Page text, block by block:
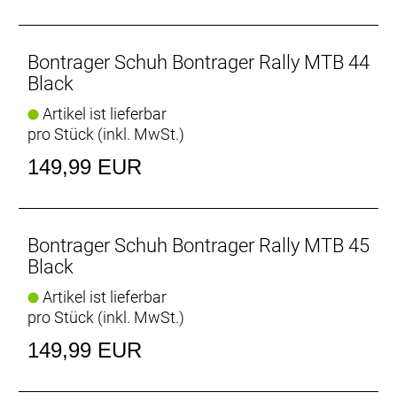
Bontrager Schuh Bontrager Rally MTB 44
Black
Artikel ist lieferbar
pro Stück (inkl. MwSt.)
149,99 EUR
Bontrager Schuh Bontrager Rally MTB 45
Black
Artikel ist lieferbar
pro Stück (inkl. MwSt.)
149,99 EUR